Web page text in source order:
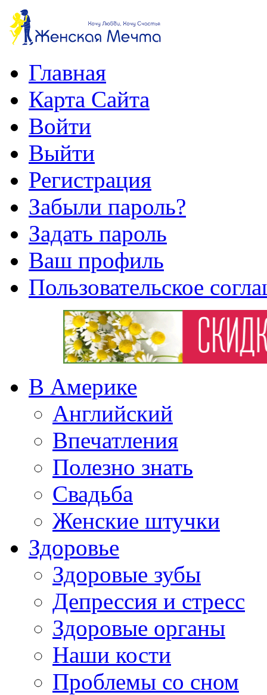
Главная
Карта Сайта
Войти
Выйти
Регистрация
Забыли пароль?
Задать пароль
Ваш профиль
Пользовательское
В Америке
Английский
Впечатления
Полезно знать
Свадьба
Женские штучки
Здоровье
Здоровые зубы
Депрессия и стресс
Здоровые органы
Наши кости
Проблемы со сном